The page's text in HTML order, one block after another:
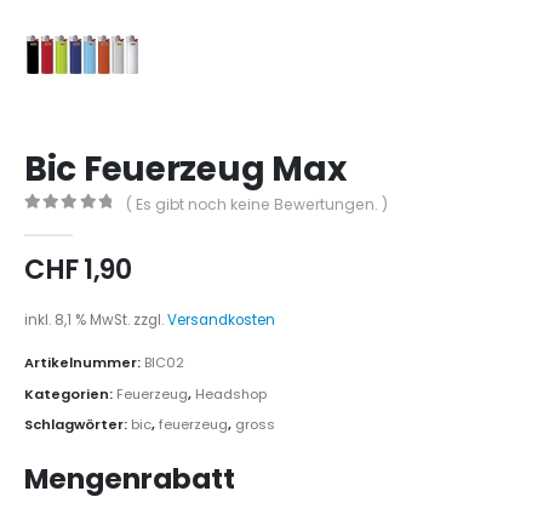
Bic Feuerzeug Max
( Es gibt noch keine Bewertungen. )
CHF1,90
inkl. 8,1 % MwSt. zzgl.Versandkosten
Artikelnummer: BIC02
Kategorien: Feuerzeug, Headshop
Schlagwörter: bic,feuerzeug, gross
Mengenrabatt